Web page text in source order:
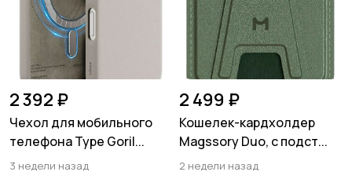
2 392 ₽
Чехол для мобильного
телефона Type Goril...
3 недели назад
2 499 ₽
Кошелек-кардхолдер
Magssory Duo, c подст...
2 недели назад